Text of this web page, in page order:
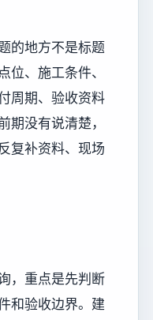
的地方不是标题
位、施工条件、
周期、验收资料
期没有说清楚，
复补资料、现场
，重点是先判断
和验收边界。建